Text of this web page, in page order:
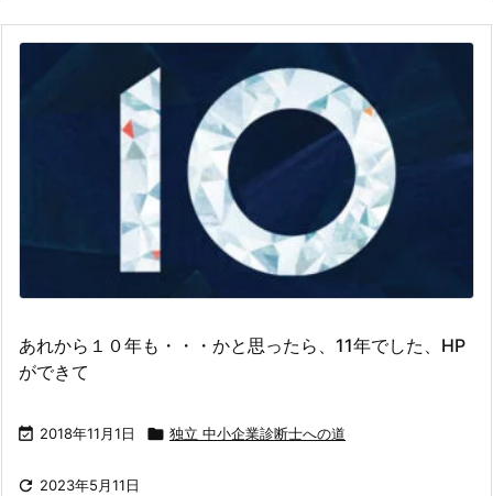
あれから１０年も・・・かと思ったら、11年でした、HP
ができて
 2018年11月1日  独立 中小企業診断士への道
 2023年5月11日